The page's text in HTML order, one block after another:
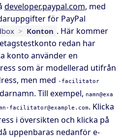
developer.paypal.com, med
för PayPal
> Konton . Här kommer
redan har
konto använder en
som är modellerad utifrån
men med -facilitator
Till exempel, namn@exa
facilitator@example.com. Klicka
i översikten och klicka på
uppenbaras nedanför e-